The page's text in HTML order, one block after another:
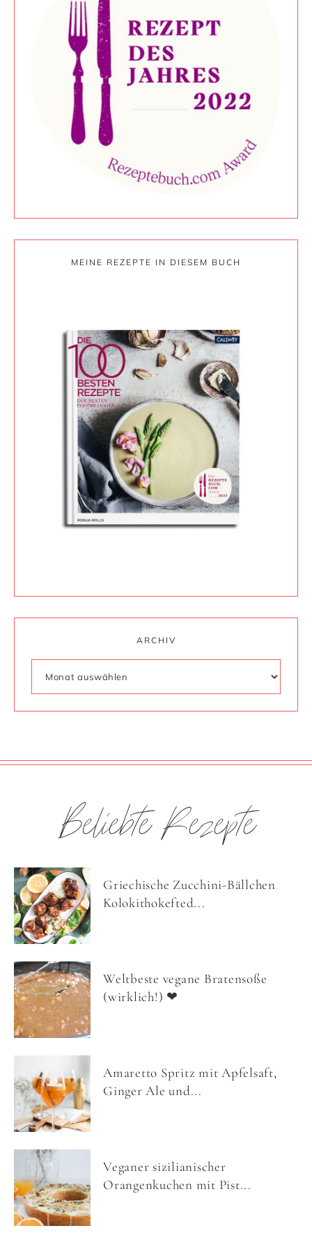
MEINE REZEPTE IN DIESEM BUCH
ARCHIV
Beliebte Rezepte
Griechische Zucchini-Bällchen
Kolokithokefted...
Weltbeste vegane Bratensoße
(wirklich!) ❤
Amaretto Spritz mit Apfelsaft,
Ginger Ale und...
Veganer sizilianischer
Orangenkuchen mit Pist...